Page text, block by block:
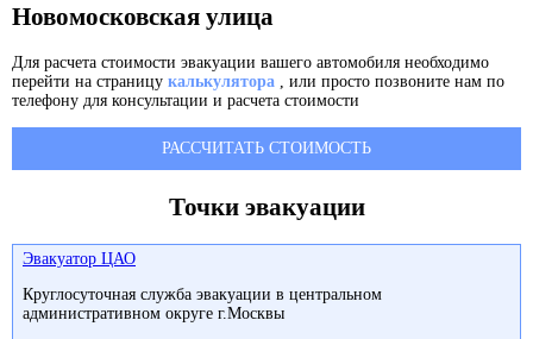
Новомосковская улица
Для расчета стоимости эвакуации вашего автомобиля необходимо
перейти на страницу калькулятора , или просто позвоните нам по
телефону для консультации и расчета стоимости
РАССЧИТАТЬ СТОИМОСТЬ
Точки эвакуации
Эвакуатор ЦАО
Круглосуточная служба эвакуации в центральном
административном округе г.Москвы